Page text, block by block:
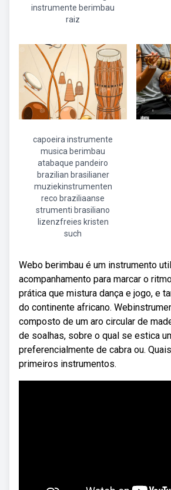
instrumente berimbau
raiz
capoeira instrumente
musica berimbau
atabaque pandeiro
brazilian brasilianer
muziekinstrumenten
reco braziliaanse
strumenti brasiliano
lizenzfreies kristen
such
Webo berimbau é um instrumento
acompanhamento para marcar o
prática que mistura dança e jogo, e
do continente africano.
composto de um aro circular de
de soalhas, sobre o qual se estica
preferencialmente de cabra ou.
primeiros instrumentos.